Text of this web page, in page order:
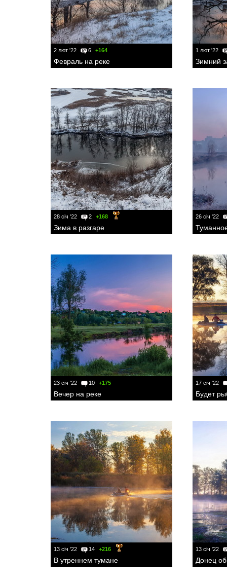
2 лют '22 6 +164
Февраль на реке
1 лют '22
Зимний
28 січ '22 2 +168
Зима в разгаре
26 січ '22
23 січ '22 10 +175
Вечер на реке
17 січ '22
Будет
13 січ '22 14 +216
В утреннем тумане
13 січ '22
Донец